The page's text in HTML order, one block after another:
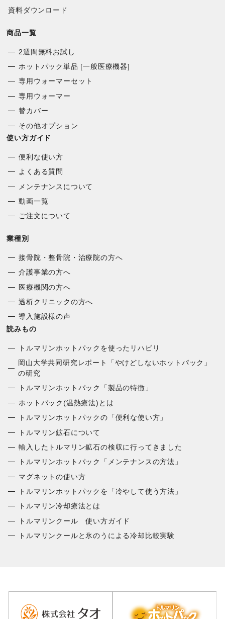
資料ダウンロード
商品一覧
2週間無料お試し
ホットパック単品 [一般医療機器]
専用ウォーマーセット
専用ウォーマー
替カバー
その他オプション
使い方ガイド
便利な使い方
よくある質問
メンテナンスについて
動画一覧
ご注文について
業種別
接骨院・整骨院・治療院の方へ
介護事業の方へ
医療機関の方へ
透析クリニックの方へ
導入施設様の声
読みもの
トルマリンホットパックを使ったリハビリ
岡山大学共同研究レポート「やけどしないホットパック」
の研究
トルマリンホットパック「製品の特徴」
ホットパック(温熱療法)とは
トルマリンホットパックの「便利な使い方」
トルマリン鉱石について
輸入したトルマリン鉱石の検収に行ってきました
トルマリンホットパック「メンテナンスの方法」
マグネットの使い方
トルマリンホットパックを「冷やして使う方法」
トルマリン冷却療法とは
トルマリンクール 使い方ガイド
トルマリンクールと氷のうによる冷却比較実験